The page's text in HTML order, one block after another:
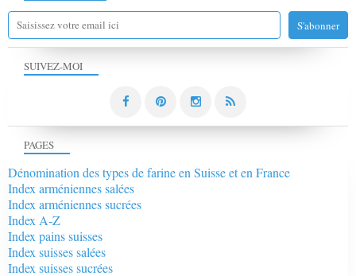
SUIVEZ-MOI
PAGES
Dénomination des types de farine en Suisse et en France
Index arméniennes salées
Index arméniennes sucrées
Index A-Z
Index pains suisses
Index suisses salées
Index suisses sucrées